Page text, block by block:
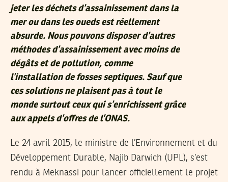
jeter les déchets d’assainissement dans la
mer ou dans les oueds est réellement
absurde. Nous pouvons disposer d’autres
méthodes d’assainissement avec moins de
dégâts et de pollution, comme
l’installation de fosses septiques. Sauf que
ces solutions ne plaisent pas à tout le
monde surtout ceux qui s’enrichissent grâce
aux appels d’offres de l’ONAS.
Le 24 avril 2015, le ministre de l’Environnement et du
Développement Durable, Najib Darwich (UPL), s’est
rendu à Meknassi pour lancer officiellement le projet